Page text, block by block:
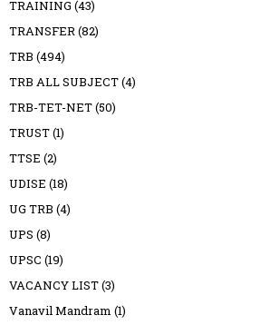
TRAINING (43)
TRANSFER(82)
TRB (494)
TRB ALL SUBJECT(4)
TRB-TET-NET(50)
TRUST(1)
TTSE (2)
UDISE (18)
UG TRB (4)
UPS (8)
UPSC (19)
VACANCY LIST(3)
Vanavil Mandram (1)